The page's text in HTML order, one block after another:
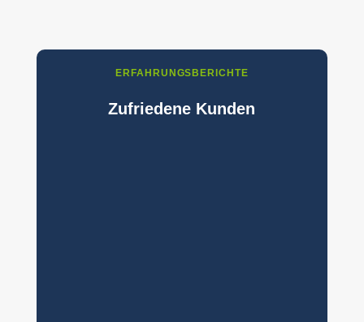
ERFAHRUNGSBERICHTE
Zufriedene Kunden